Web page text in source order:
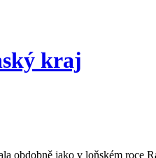
kraj
obdobně jako v loňském roce